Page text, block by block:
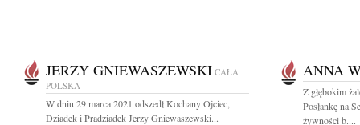
JERZY GNIEWASZEWSKI CAŁA
POLSKA
W dniu 29 marca 2021 odszedł Kochany Ojciec,
Dziadek i Pradziadek Jerzy Gniewaszewski...
ANNA
Z głębokim
Posłankę na
żywności b....